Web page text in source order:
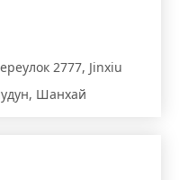
2777, Jinxiu
Шанхай